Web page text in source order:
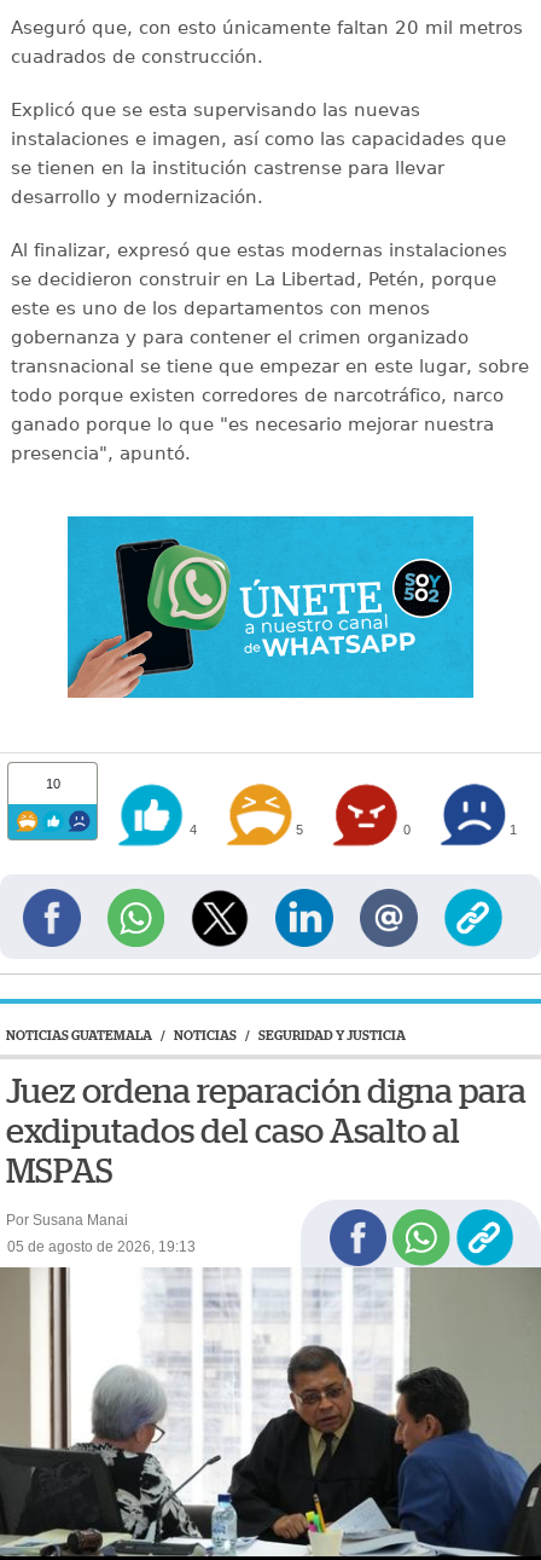
Aseguró que, con esto únicamente faltan 20 mil metros
cuadrados de construcción.
Explicó que se esta supervisando las nuevas
instalaciones e imagen, así como las capacidades que
se tienen en la institución castrense para llevar
desarrollo y modernización.
Al finalizar, expresó que estas modernas instalaciones
se decidieron construir en La Libertad, Petén, porque
este es uno de los departamentos con menos
gobernanza y para contener el crimen organizado
transnacional se tiene que empezar en este lugar, sobre
todo porque existen corredores de narcotráfico, narco
ganado porque lo que "es necesario mejorar nuestra
presencia", apuntó.
10
4 5 0 1
NOTICIAS GUATEMALA / NOTICIAS / SEGURIDAD Y JUSTICIA
Juez ordena reparación digna para
exdiputados del caso Asalto al
MSPAS
Por Susana Manai
05 de agosto de 2026, 19:13